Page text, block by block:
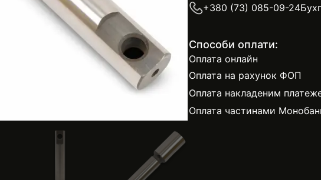
+380 (73) 085-09-24
Способи оплати:
Оплата онлайн
Оплата на рахунок ФОП
Оплата накладеним
Оплата частинами